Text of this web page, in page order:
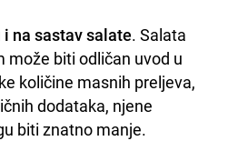
na sastav salate. Salata
može biti odličan uvod u
količine masnih preljeva,
dodataka, njene
biti znatno manje.